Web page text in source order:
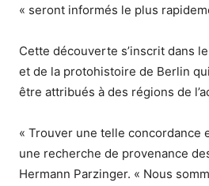
« seront informés le plus
Cette découverte s’inscrit dans
et de la protohistoire de Berlin
être attribués à des régions de
« Trouver une telle concordance
une recherche de provenance
Hermann Parzinger. « Nous